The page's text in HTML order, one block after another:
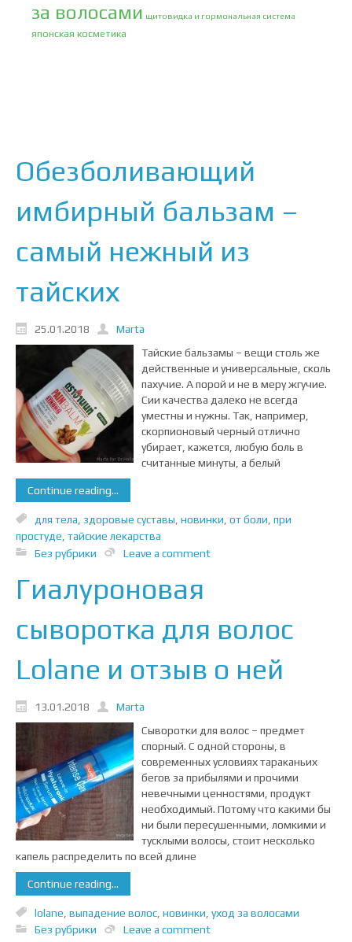
за волосами щитовидка и гормональная система
японская косметика
Обезболивающий
имбирный бальзам –
самый нежный из
тайских
25.01.2018
Marta
Тайские бальзамы – вещи столь же
действенные и универсальные, сколь
пахучие. А порой и не в меру жгучие.
Сии качества далеко не всегда
уместны и нужны. Так, например,
скорпионовый черный отлично
убирает, кажется, любую боль в
считанные минуты, а белый
Continue reading...
для тела здоровые суставы новинки от боли при
простуде тайские лекарства
Без рубрики
Leave a comment
Гиалуроновая
сыворотка для волос
Lolane и отзыв о ней
13.01.2018
Marta
Сыворотки для волос – предмет
спорный. С одной стороны, в
современных условиях тараканьих
бегов за прибылями и прочими
невечными ценностями, продукт
необходимый. Потому что какими бы
ни были пересушенными, ломкими и
тусклыми волосы, стоит несколько
капель распределить по всей длине
Continue reading...
lolane выпадение волос новинки уход за волосами
Без рубрики
Leave a comment